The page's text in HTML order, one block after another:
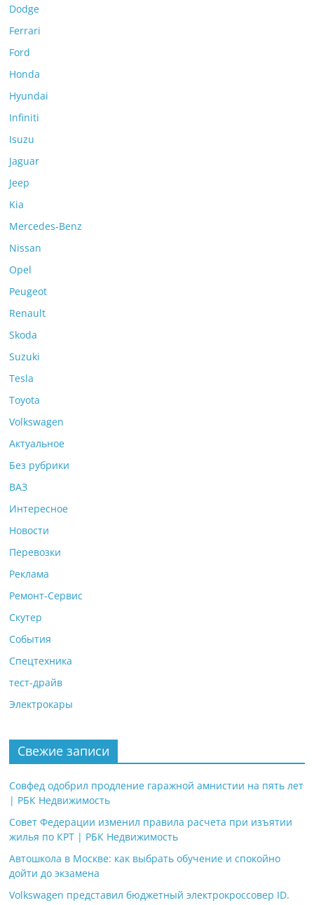
Dodge
Ferrari
Ford
Honda
Hyundai
Infiniti
Isuzu
Jaguar
Jeep
Kia
Mercedes-Benz
Nissan
Opel
Peugeot
Renault
Skoda
Suzuki
Tesla
Toyota
Volkswagen
Актуальное
Без рубрики
ВАЗ
Интересное
Новости
Перевозки
Реклама
Ремонт-Сервис
Скутер
События
Спецтехника
тест-драйв
Электрокары
Свежие записи
Совфед одобрил продление гаражной амнистии на пять лет
| РБК Недвижимость
Совет Федерации изменил правила расчета при изъятии
жилья по КРТ | РБК Недвижимость
Автошкола в Москве: как выбрать обучение и спокойно
дойти до экзамена
Volkswagen представил бюджетный электрокроссовер ID.